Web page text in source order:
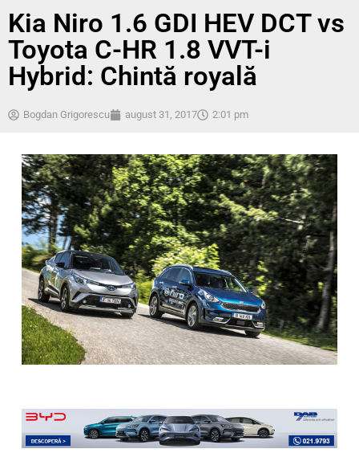
Kia Niro 1.6 GDI HEV DCT vs
Toyota C-HR 1.8 VVT-i
Hybrid: Chintă royală
Bogdan Grigorescu august 31, 2017 2:01 pm